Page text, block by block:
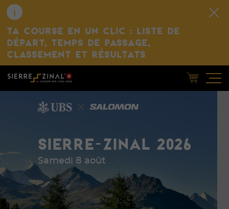
TA COURSE EN UN CLIC : LISTE DE
DÉPART, TEMPS DE PASSAGE,
CLASSEMENT ET RÉSULTATS
SIERRE-ZINAL 2026
Samedi 8 août